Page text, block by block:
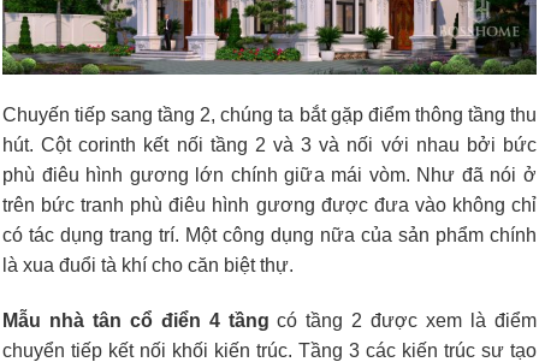
Chuyến tiếp sang tầng 2, chúng ta bắt gặp điểm thông tầng thu
hút. Cột corinth kết nối tầng 2 và 3 và nối với nhau bởi bức
phù điêu hình gương lớn chính giữa mái vòm. Như đã nói ở
trên bức tranh phù điêu hình gương được đưa vào không chỉ
có tác dụng trang trí. Một công dụng nữa của sản phẩm chính
là xua đuổi tà khí cho căn biệt thự.
Mẫu nhà tân cổ điển 4 tầng có tầng 2 được xem là điểm
chuyển tiếp kết nối khối kiến trúc. Tầng 3 các kiến trúc sư tạo